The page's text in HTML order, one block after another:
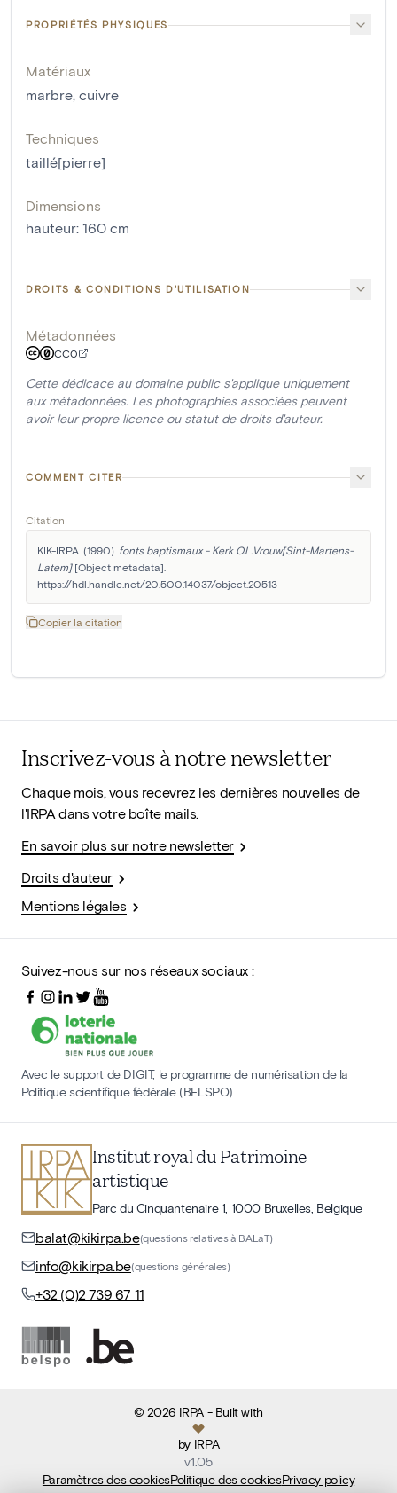
PROPRIÉTÉS PHYSIQUES
Matériaux
marbre, cuivre
Techniques
taillé[pierre]
Dimensions
hauteur: 160 cm
DROITS & CONDITIONS D'UTILISATION
Métadonnées
CC0
Cette dédicace au domaine public s'applique uniquement
aux métadonnées. Les photographies associées peuvent
avoir leur propre licence ou statut de droits d'auteur.
COMMENT CITER
Citation
KIK-IRPA. (1990). fonts baptismaux - Kerk O.L.Vrouw[Sint-Martens-
Latem] [Object metadata].
https://hdl.handle.net/20.500.14037/object.20513
Copier la citation
Inscrivez-vous à notre newsletter
Chaque mois, vous recevrez les dernières nouvelles de
l'IRPA dans votre boîte mails.
En savoir plus sur notre newsletter
Droits d'auteur
Mentions légales
Suivez-nous sur nos réseaux sociaux :
Avec le support de DIGIT, le programme de numérisation de la
Politique scientifique fédérale (BELSPO)
Institut royal du Patrimoine
artistique
Parc du Cinquantenaire 1, 1000 Bruxelles, Belgique
balat@kikirpa.be(questions relatives à BALaT)
info@kikirpa.be(questions générales)
+32 (0)2 739 67 11
©2026 IRPA- Built with
by IRPA
v1.05
Paramètres des cookiesPolitique des cookiesPrivacy policy